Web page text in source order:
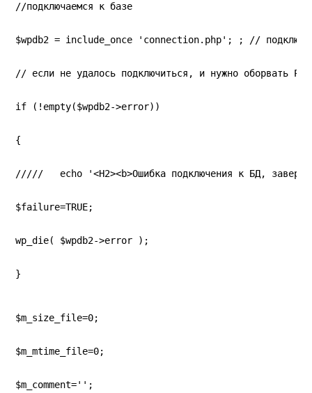
//подключаемся к базе
$wpdb2 = include_once 'connection.php'; ; //
// если не удалось подключиться, и нужно оборвать
if (!empty($wpdb2->error))
{
/////   echo '<H2><b>Ошибка подключения к БД,
$failure=TRUE;
wp_die( $wpdb2->error );
}
$m_size_file=0;
$m_mtime_file=0;
$m_comment='';